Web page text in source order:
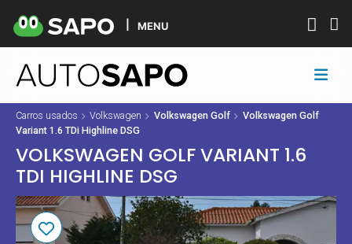
MENU
Carros usados Volkswagen Volkswagen Golf
Volkswagen Golf
Variant 1.6 TDi Highline DSG
VOLKSWAGEN GOLF VARIANT 1.6
TDI HIGHLINE DSG